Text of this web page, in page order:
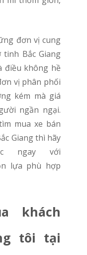
Bắc Giang
điều không hề
vị phân phối
kém mà giá
ngần ngại.
mua xe bán
Giang thì hãy
ngay với
lựa phù hợp
khách
tôi tại